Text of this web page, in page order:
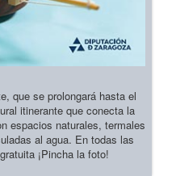
se prolongará hasta el
itinerante que conecta la
espacios naturales, termales
al agua. En todas las
¡Pincha la foto!